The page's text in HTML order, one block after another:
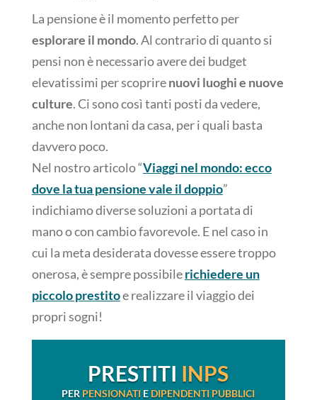
La pensione è il momento perfetto per
esplorare il mondo. Al contrario di quanto si
pensi non è necessario avere dei budget
elevatissimi per scoprirenuovi luoghi e nuove
culture. Ci sono così tanti posti da vedere,
anche non lontani da casa, per i quali basta
davvero poco.
Nel nostro articolo “Viaggi nel mondo: ecco
dove la tua pensione vale il doppio”
indichiamo diverse soluzioni a portata di
mano o con cambio favorevole. E nel caso in
cui la meta desiderata dovesse essere troppo
onerosa, è sempre possibilerichiedere un
piccolo prestitoe realizzare il viaggio dei
propri sogni!
PRESTITI INPS
PER PENSIONATI E DIPENDENTI PUBBLICI